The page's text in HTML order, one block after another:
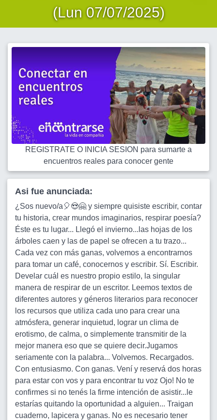
(Lun 07/07/2025)
REGISTRATE O INICIA SESION para sumarte a
encuentros reales para conocer gente
Asi fue anunciada:
¿Sos nuevo/a🎈😍🤗 y siempre quisiste escribir, contar
tu historia, crear mundos imaginarios, respirar poesía?
Éste es tu lugar... Llegó el invierno...las hojas de los
árboles caen y las de papel se ofrecen a tu trazo...
Cada vez con más ganas, volvemos a encontrarnos
para tomar un café, conocernos y escribir. Sí. Escribir.
Develar cuál es nuestro propio estilo, la singular
manera de respirar de un escritor. Leemos textos de
diferentes autores y géneros literarios para reconocer
los recursos que utiliza cada uno para crear una
atmósfera, generar inquietud, lograr un clima de
erotismo, de calma, o simplemente transmitir de la
mejor manera eso que se quiere decir.Jugamos
seriamente con la palabra... Volvemos. Recargados.
Con entusiasmo. Con ganas. Vení y reservá dos horas
para estar con vos y para encontrar tu voz Ojo! No te
confirmes si no tenés la firme intención de asistir...le
estarías quitando la oportunidad a alguien... Traigan
cuaderno, lapicera y ganas. No es necesario tener